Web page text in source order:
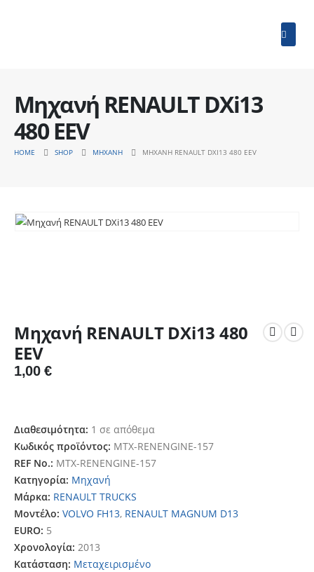
Μηχανή RENAULT DXi13
480 EEV
HOME SHOP ΜΗΧΑΝΉ ΜΗΧΑΝΉ RENAULT DXI13 480 EEV
Μηχανή RENAULT DXi13 480
EEV
1,00€
Διαθεσιμότητα: 1 σε απόθεμα
Κωδικός προϊόντος: MTX-RENENGINE-157
REF No.: MTX-RENENGINE-157
Κατηγορία: Μηχανή
Μάρκα: RENAULT TRUCKS
Μοντέλο: VOLVO FH13, RENAULT MAGNUM D13
EURO: 5
Χρονολογία: 2013
Κατάσταση: Μεταχειρισμένο